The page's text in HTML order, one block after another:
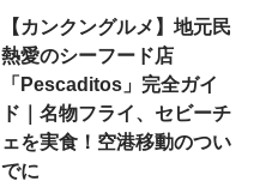
【カンクングルメ】地元民
熱愛のシーフード店
「Pescaditos」完全ガイ
ド｜名物フライ、セビーチ
ェを実食！空港移動のつい
でに